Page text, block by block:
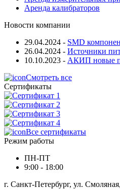
Аренда калибраторов
Новости компании
29.04.2024 - SMD
26.04.2024 - Источники
10.10.2023 - АКИП новые
Смотреть все
Сертификаты
Все сертификаты
Режим работы
ПН-ПТ
9:00 - 18:00
г. Санкт-Петербург, ул.